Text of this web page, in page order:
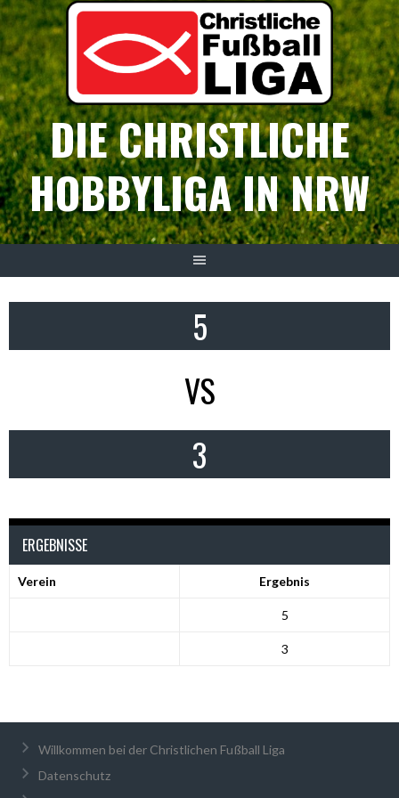
Springe
zum
Inhalt
DIE CHRISTLICHE
HOBBYLIGA IN NRW
5
VS
3
ERGEBNISSE
Verein Ergebnis
5
3
Willkommen bei der Christlichen Fußball Liga
Datenschutz